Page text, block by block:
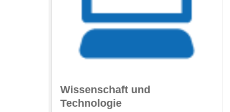
Wissenschaft und
Technologie